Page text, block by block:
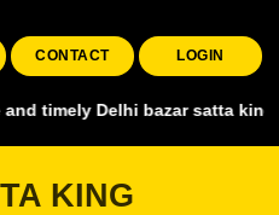
CONTACT LOGIN
bazar satta king,
KING